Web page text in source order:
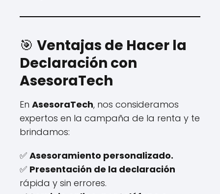
🎯 Ventajas de Hacer la
Declaración con
AsesoraTech
En AsesoraTech, nos consideramos
expertos en la campaña de la renta y te
brindamos:
✅ Asesoramiento personalizado.
✅ Presentación de la declaración
rápida y sin errores.